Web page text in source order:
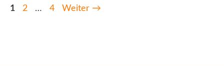
Seite
1 Seite
2 … Seite
4 Weiter →